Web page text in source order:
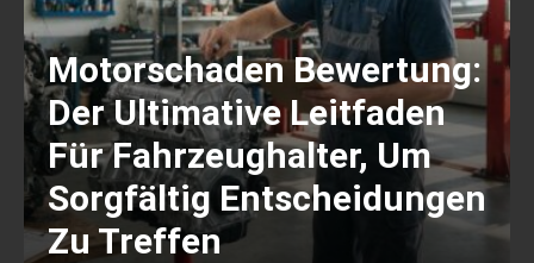
Motorschaden Bewertung:
Der Ultimative Leitfaden
Für Fahrzeughalter, Um
Sorgfältig Entscheidungen
Zu Treffen